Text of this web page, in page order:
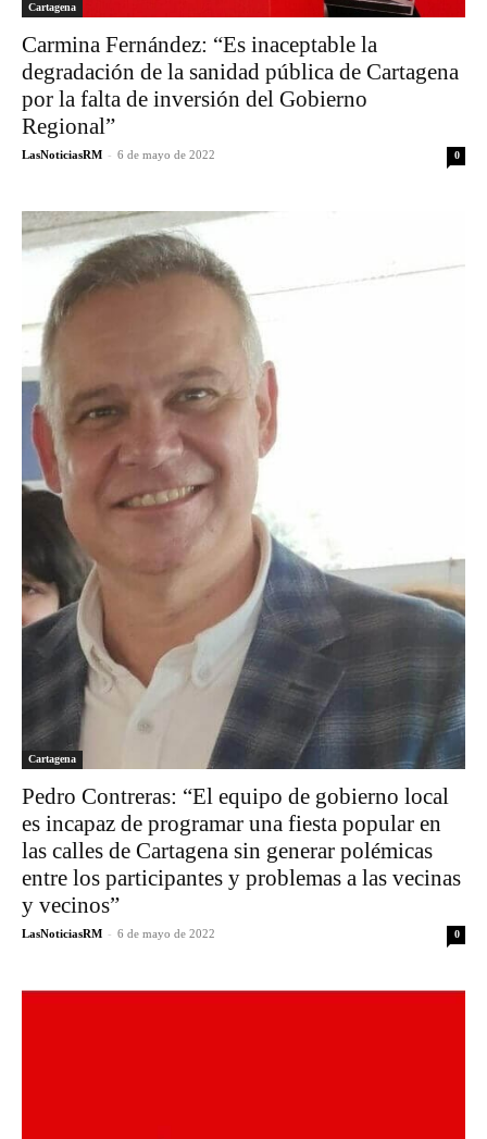
Cartagena
Carmina Fernández: “Es inaceptable la
degradación de la sanidad pública de Cartagena
por la falta de inversión del Gobierno
Regional”
LasNoticiasRM - 6 de mayo de 2022 0
Cartagena
Pedro Contreras: “El equipo de gobierno local
es incapaz de programar una fiesta popular en
las calles de Cartagena sin generar polémicas
entre los participantes y problemas a las vecinas
y vecinos”
LasNoticiasRM - 6 de mayo de 2022 0